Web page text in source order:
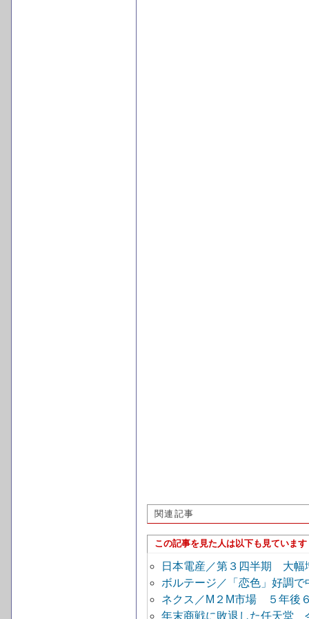
関連記事
この記事を見た人は以下も見ています
日本電産／第３四半期 大
ボルテージ／「恋色」好調
ネクス／M２M市場 ５年後
年末商戦に敗退した任天堂